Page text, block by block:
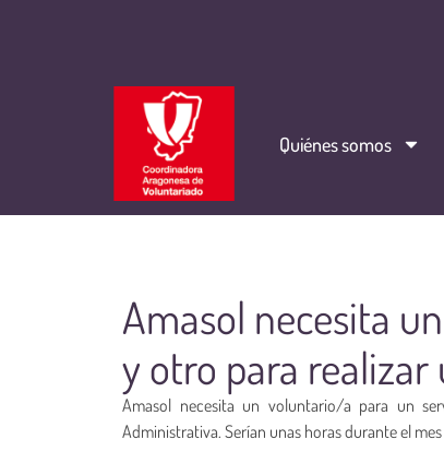
Quiénes somos
Amasol necesita
y otro para
Amasol necesita un voluntario/a para un
Administrativa. Serían unas horas durante el